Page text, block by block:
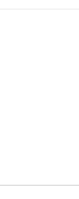
촉발된 이
다. 보수의